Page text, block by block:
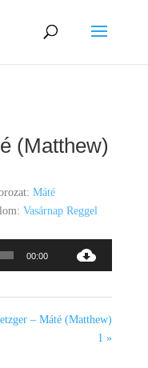
(Matthew)
Máté
Vasárnap Reggel
00:00
– Máté (Matthew)
1 »